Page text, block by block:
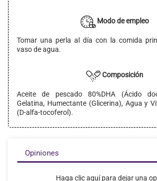
Modo de empleo
Tomar una perla al día con la comida
vaso de agua.
Composición
Aceite de pescado 80%DHA (Ácido
Gelatina, Humectante (Glicerina), Agua y
(D-alfa-tocoferol).
Opiniones
Haga clic aquí para dejar una